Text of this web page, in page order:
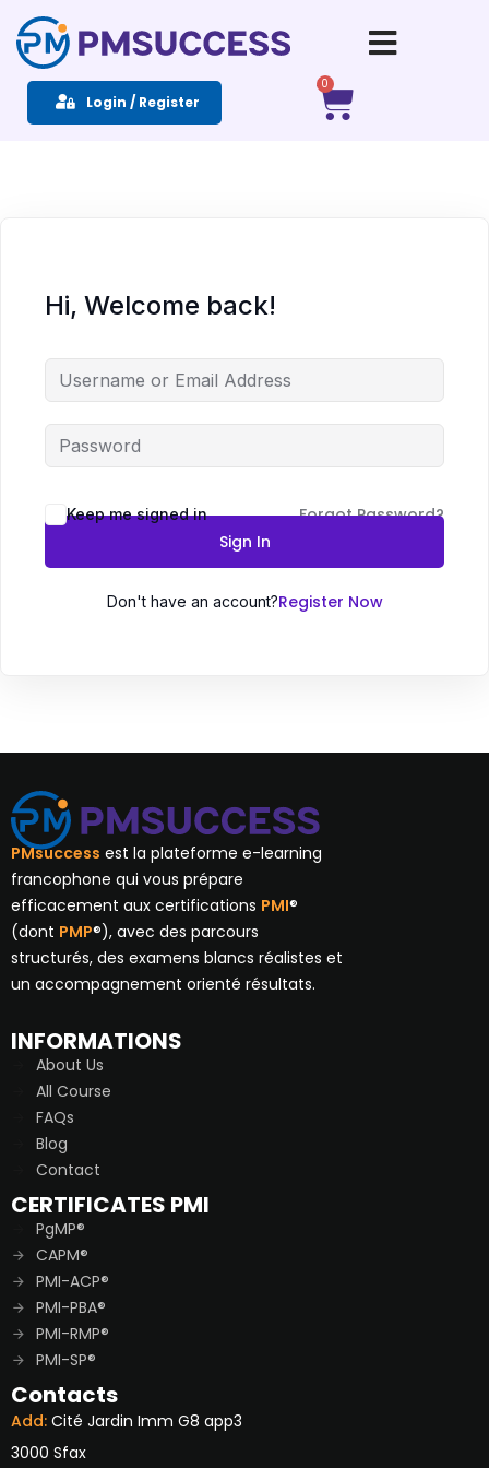
Login / Register
0
Hi, Welcome back!
Keep me signed in
Forgot Password?
Sign In
Don't have an account?Register Now
PMsuccess est la plateforme e-learning
francophone qui vous prépare
efficacement aux certifications PMI®
(dont PMP®), avec des parcours
structurés, des examens blancs réalistes et
un accompagnement orienté résultats.
INFORMATIONS
About Us
All Course
FAQs
Blog
Contact
CERTIFICATES PMI
PgMP®
CAPM®
PMI-ACP®
PMI-PBA®
PMI-RMP®
PMI-SP®
Contacts
Add: Cité Jardin Imm G8 app3
3000 Sfax
Sign in Sign up
Sign in
Remember me Lost your password?